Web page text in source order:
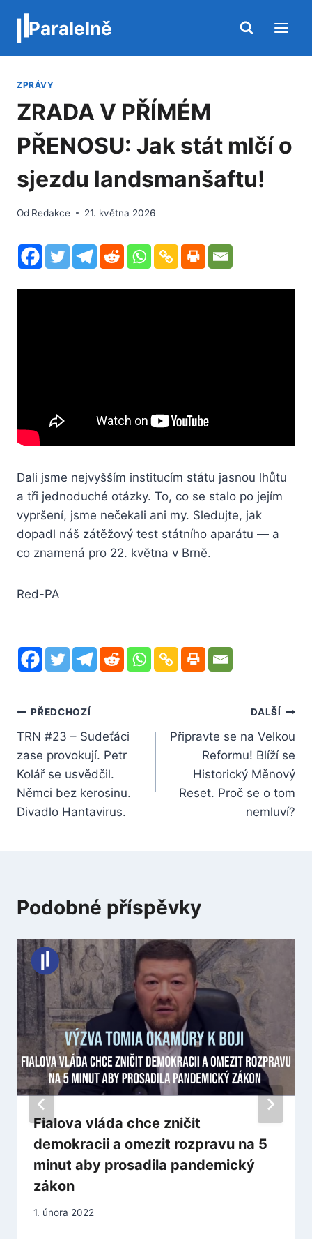
obsah
Paralelně
ZPRÁVY
ZRADA V PŘÍMÉM
PŘENOSU: Jak stát mlčí o
sjezdu landsmanšaftu!
Od Redakce 21. května 2026
Dali jsme nejvyšším institucím státu jasnou lhůtu
a tři jednoduché otázky. To, co se stalo po jejím
vypršení, jsme nečekali ani my. Sledujte, jak
dopadl náš zátěžový test státního aparátu — a
co znamená pro 22. května v Brně.
Red-PA
Navigace
pro
příspěvek
PŘEDCHOZÍ
TRN #23 – Sudeťáci
zase provokují. Petr
Kolář se usvědčil.
Němci bez kerosinu.
Divadlo Hantavirus.
DALŠÍ
Připravte se na Velkou
Reformu! Blíží se
Historický Měnový
Reset. Proč se o tom
nemluví?
Podobné příspěvky
Fialova vláda chce zničit
demokracii a omezit rozpravu na 5
minut aby prosadila pandemický
zákon
1. února 2022